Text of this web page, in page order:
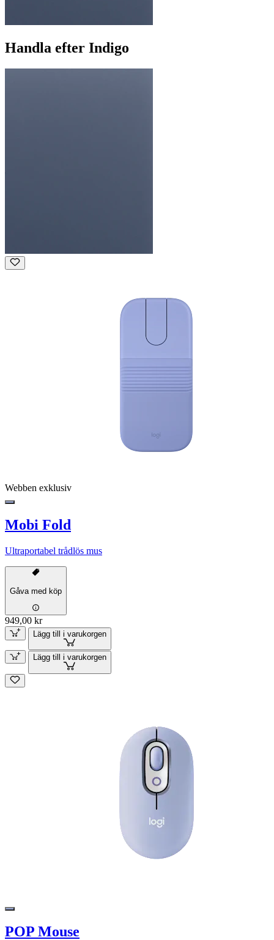
Handla efter Indigo
Webben exklusiv
Mobi Fold
Ultraportabel trådlös mus
Gåva med köp
949,00 kr
Lägg till i varukorgen
Lägg till i varukorgen
POP Mouse